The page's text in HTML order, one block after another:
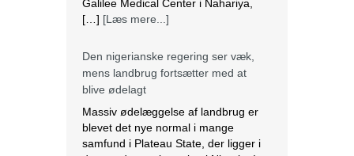
[…][Læs mere...]
mens landbrug fortsætter med at
blive ødelagt
blevet det nye normal i mange
samfund i Plateau State, der ligger i
den nordcentrale region i Nigeria. I